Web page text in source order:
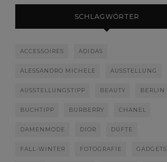
SCHLAGWÖRTER
ACCESSOIRES ADIDAS
ALESSANDRO MICHELE AUSSTELLUNG
AUSSTELLUNGSTIPP BEAUTY BERLIN
BUCHTIPP BURBERRY CHANEL
DAMENMODE DIOR DÜFTE
FALL-WINTER FOTOGRAFIE GADGETS